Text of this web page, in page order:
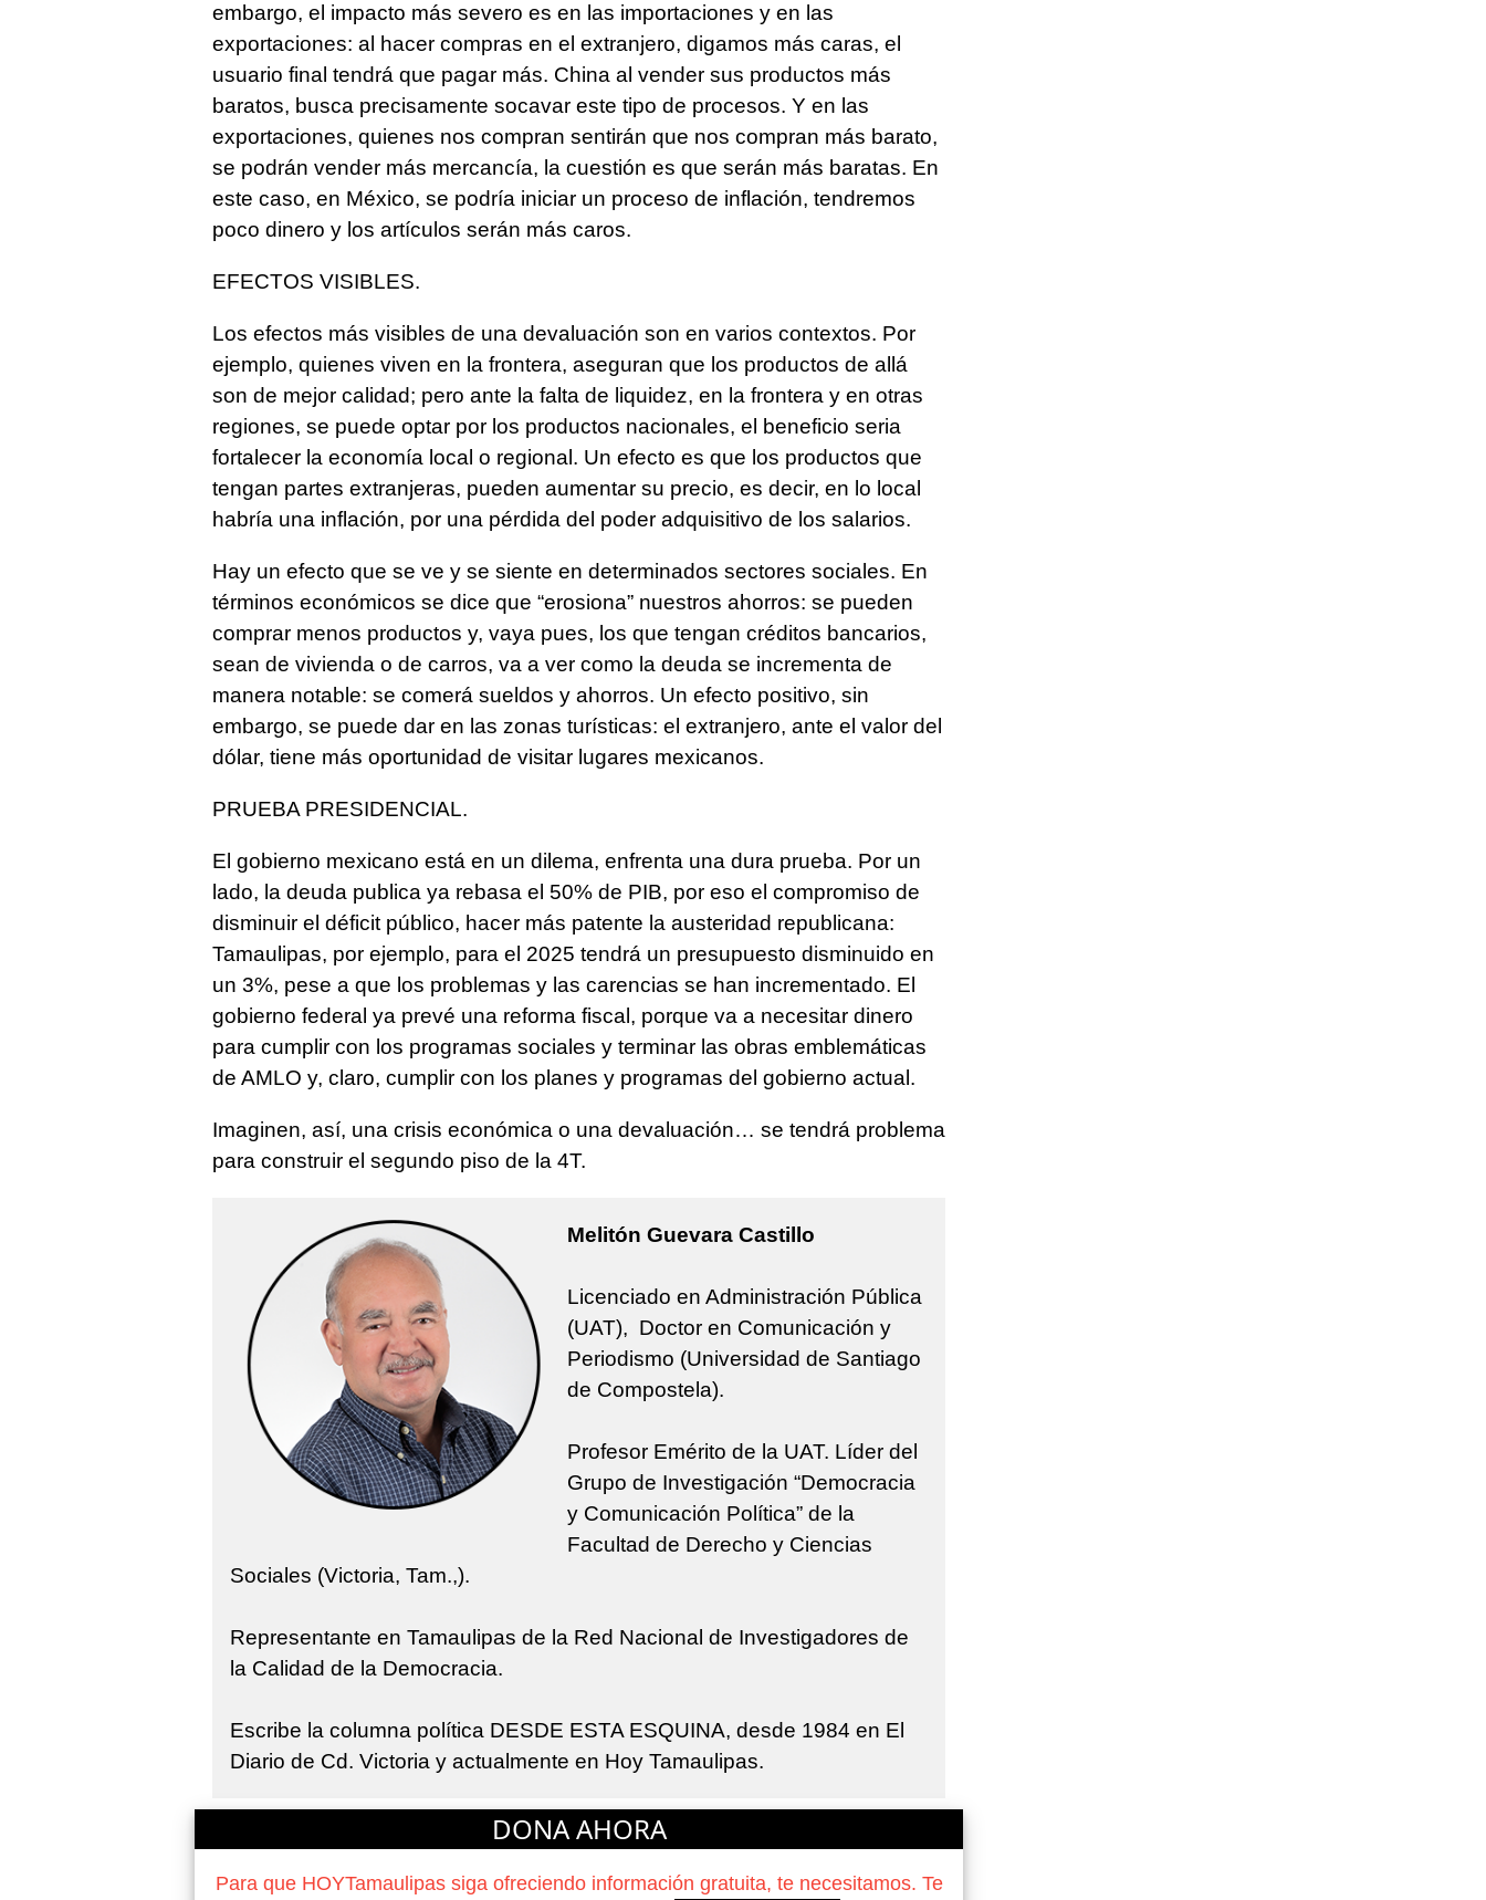
embargo, el impacto más severo es en las importaciones y en las
exportaciones: al hacer compras en el extranjero, digamos más caras, el
usuario final tendrá que pagar más. China al vender sus productos más
baratos, busca precisamente socavar este tipo de procesos. Y en las
exportaciones, quienes nos compran sentirán que nos compran más barato,
se podrán vender más mercancía, la cuestión es que serán más baratas. En
este caso, en México, se podría iniciar un proceso de inflación, tendremos
poco dinero y los artículos serán más caros.
EFECTOS VISIBLES.
Los efectos más visibles de una devaluación son en varios contextos. Por
ejemplo, quienes viven en la frontera, aseguran que los productos de allá
son de mejor calidad; pero ante la falta de liquidez, en la frontera y en otras
regiones, se puede optar por los productos nacionales, el beneficio seria
fortalecer la economía local o regional. Un efecto es que los productos que
tengan partes extranjeras, pueden aumentar su precio, es decir, en lo local
habría una inflación, por una pérdida del poder adquisitivo de los salarios.
Hay un efecto que se ve y se siente en determinados sectores sociales. En
términos económicos se dice que “erosiona” nuestros ahorros: se pueden
comprar menos productos y, vaya pues, los que tengan créditos bancarios,
sean de vivienda o de carros, va a ver como la deuda se incrementa de
manera notable: se comerá sueldos y ahorros. Un efecto positivo, sin
embargo, se puede dar en las zonas turísticas: el extranjero, ante el valor del
dólar, tiene más oportunidad de visitar lugares mexicanos.
PRUEBA PRESIDENCIAL.
El gobierno mexicano está en un dilema, enfrenta una dura prueba. Por un
lado, la deuda publica ya rebasa el 50% de PIB, por eso el compromiso de
disminuir el déficit público, hacer más patente la austeridad republicana:
Tamaulipas, por ejemplo, para el 2025 tendrá un presupuesto disminuido en
un 3%, pese a que los problemas y las carencias se han incrementado. El
gobierno federal ya prevé una reforma fiscal, porque va a necesitar dinero
para cumplir con los programas sociales y terminar las obras emblemáticas
de AMLO y, claro, cumplir con los planes y programas del gobierno actual.
Imaginen, así, una crisis económica o una devaluación… se tendrá problema
para construir el segundo piso de la 4T.
Melitón Guevara Castillo
Licenciado en Administración Pública
(UAT), Doctor en Comunicación y
Periodismo (Universidad de Santiago
de Compostela).
Profesor Emérito de la UAT. Líder del
Grupo de Investigación “Democracia
y Comunicación Política” de la
Facultad de Derecho y Ciencias
Sociales (Victoria, Tam.,).
Representante en Tamaulipas de la Red Nacional de Investigadores de
la Calidad de la Democracia.
Escribe la columna política DESDE ESTA ESQUINA, desde 1984 en El
Diario de Cd. Victoria y actualmente en Hoy Tamaulipas.
DONA AHORA
Para que HOYTamaulipas siga ofreciendo información gratuita, te necesitamos. Te